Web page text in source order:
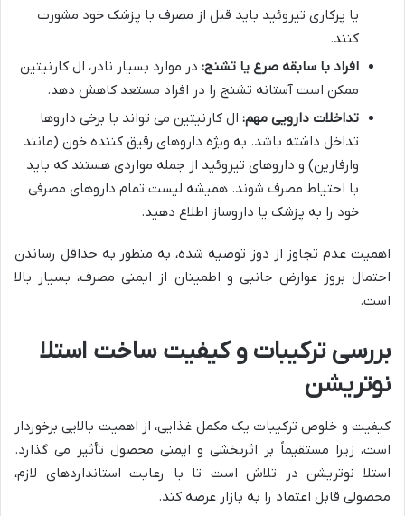
یا پرکاری تیروئید باید قبل از مصرف با پزشک خود مشورت
کنند.
افراد با سابقه صرع یا تشنج: در موارد بسیار نادر، ال کارنیتین
ممکن است آستانه تشنج را در افراد مستعد کاهش دهد.
تداخلات دارویی مهم: ال کارنیتین می تواند با برخی داروها
تداخل داشته باشد. به ویژه داروهای رقیق کننده خون (مانند
وارفارین) و داروهای تیروئید از جمله مواردی هستند که باید
با احتیاط مصرف شوند. همیشه لیست تمام داروهای مصرفی
خود را به پزشک یا داروساز اطلاع دهید.
اهمیت عدم تجاوز از دوز توصیه شده، به منظور به حداقل رساندن
احتمال بروز عوارض جانبی و اطمینان از ایمنی مصرف، بسیار بالا
است.
بررسی ترکیبات و کیفیت ساخت استلا
نوتریشن
کیفیت و خلوص ترکیبات یک مکمل غذایی، از اهمیت بالایی برخوردار
است، زیرا مستقیماً بر اثربخشی و ایمنی محصول تأثیر می گذارد.
استلا نوتریشن در تلاش است تا با رعایت استانداردهای لازم،
محصولی قابل اعتماد را به بازار عرضه کند.